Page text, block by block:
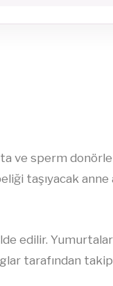
ve sperm
taşıyacak anne
edilir.
tarafından